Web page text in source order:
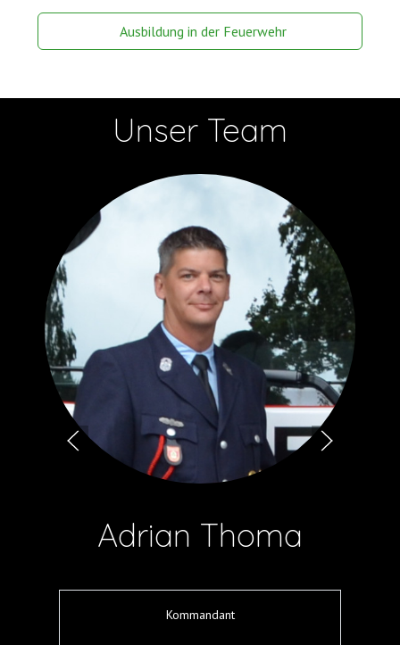
Ausbildung in der Feuerwehr
Unser Team
Adrian Thoma
Kommandant